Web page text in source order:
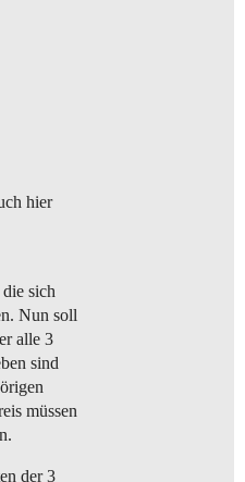
hier
sich
Nun soll
alle 3
sind
müssen
der 3